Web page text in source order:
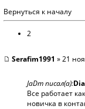
Вернуться к началу
2
Serafim1991 » 21
JaDm писал(а):
Все работает
новичка в